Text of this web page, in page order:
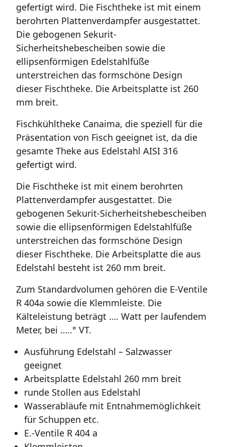
gefertigt wird. Die Fischtheke ist mit einem
berohrten Plattenverdampfer ausgestattet.
Die gebogenen Sekurit-
Sicherheitshebescheiben sowie die
ellipsenförmigen Edelstahlfüße
unterstreichen das formschöne Design
dieser Fischtheke. Die Arbeitsplatte ist 260
mm breit.
Fischkühltheke Canaima, die speziell für die
Präsentation von Fisch geeignet ist, da die
gesamte Theke aus Edelstahl AISI 316
gefertigt wird.
Die Fischtheke ist mit einem berohrten
Plattenverdampfer ausgestattet. Die
gebogenen Sekurit-Sicherheitshebescheiben
sowie die ellipsenförmigen Edelstahlfüße
unterstreichen das formschöne Design
dieser Fischtheke. Die Arbeitsplatte die aus
Edelstahl besteht ist 260 mm breit.
Zum Standardvolumen gehören die E-Ventile
R 404a sowie die Klemmleiste. Die
Kälteleistung beträgt …. Watt per laufendem
Meter, bei …..° VT.
Ausführung Edelstahl – Salzwasser
geeignet
Arbeitsplatte Edelstahl 260 mm breit
runde Stollen aus Edelstahl
Wasserabläufe mit Entnahmemöglichkeit
für Schuppen etc.
E.-Ventile R 404 a